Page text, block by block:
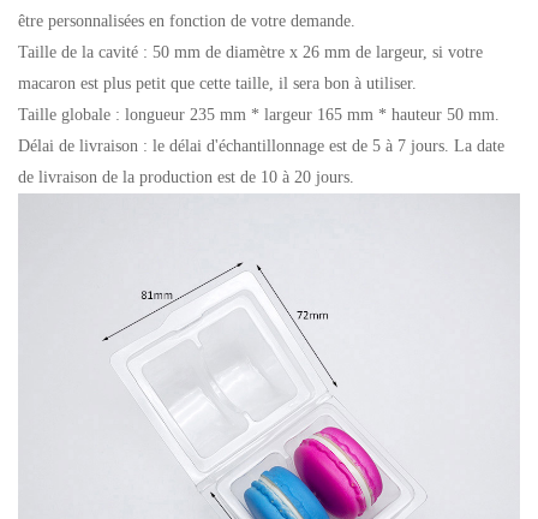
être personnalisées en fonction de votre demande.
Taille de la cavité : 50 mm de diamètre x 26 mm de largeur, si votre
macaron est plus petit que cette taille, il sera bon à utiliser.
Taille globale : longueur 235 mm * largeur 165 mm * hauteur 50 mm.
Délai de livraison : le délai d'échantillonnage est de 5 à 7 jours. La date
de livraison de la production est de 10 à 20 jours.